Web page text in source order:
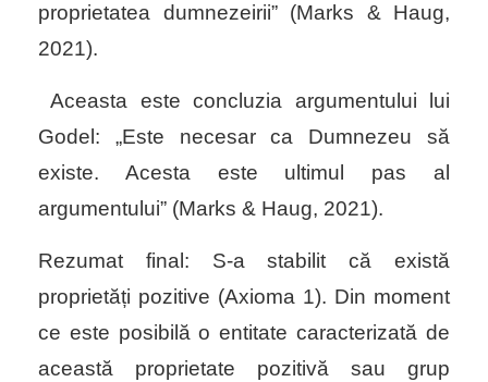
proprietatea dumnezeirii” (Marks & Haug,
2021).
Aceasta este concluzia argumentului lui
Godel: „Este necesar ca Dumnezeu să
existe. Acesta este ultimul pas al
argumentului” (Marks & Haug, 2021).
Rezumat final: S-a stabilit că există
proprietăți pozitive (Axioma 1). Din moment
ce este posibilă o entitate caracterizată de
această proprietate pozitivă sau grup